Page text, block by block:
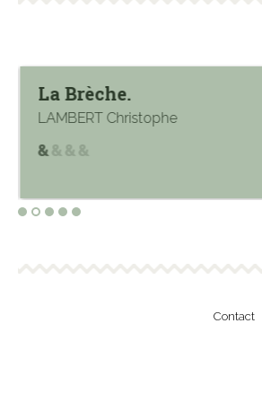
La Brèche.
LAMBERT Christophe
Contact